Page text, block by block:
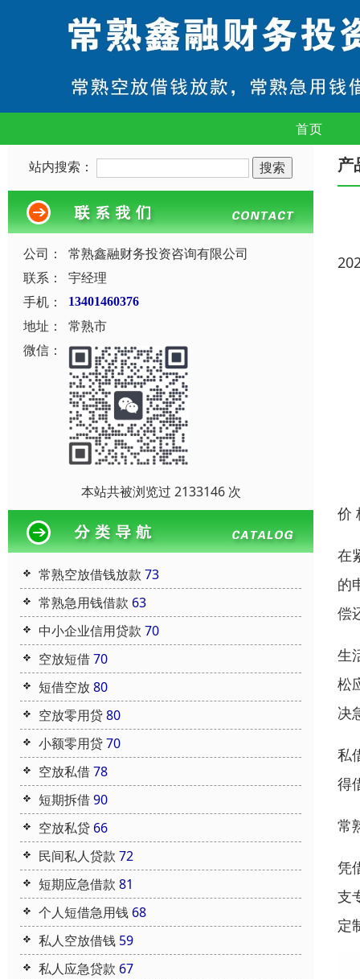
首页
站内搜索：
公司：
常熟鑫融财务投资咨询有限公司
联系：
宇经理
手机：
13401460376
地址：
常熟市
微信：
本站共被浏览过 2133146 次
常熟空放借钱放款 73
常熟急用钱借款 63
中小企业信用贷款 70
空放短借70
短借空放80
空放零用贷80
小额零用贷70
空放私借78
短期拆借90
空放私贷 66
民间私人贷款 72
短期应急借款 81
个人短借急用钱 68
私人空放借钱 59
私人应急贷款 67
产
价
在
的
偿
生
松
决
私
得
常
凭
支
定